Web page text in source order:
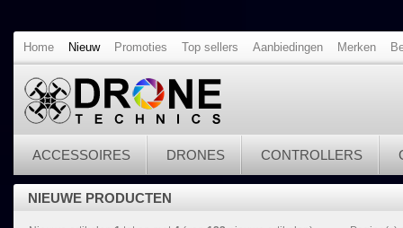
Home Nieuw Promoties Top sellers Aanbiedingen Merken
ACCESSOIRES DRONES CONTROLLERS
NIEUWE PRODUCTEN